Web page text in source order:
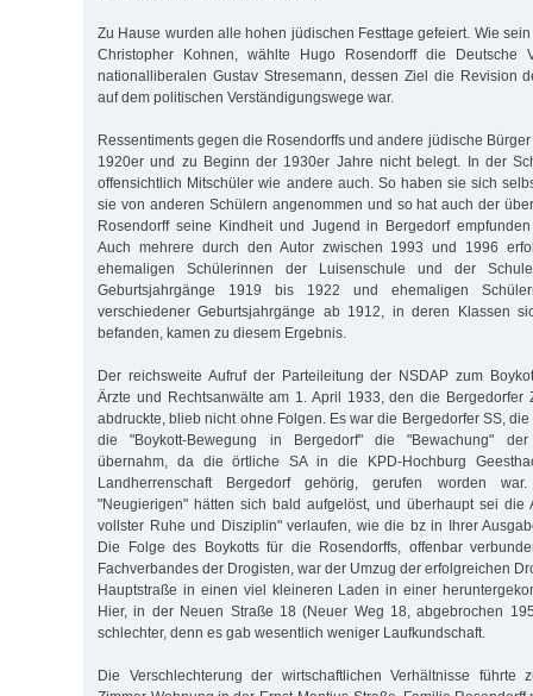
Zu Hause wurden alle hohen jüdischen Festtage gefeiert. Wie
Christopher Kohnen, wählte Hugo Rosendorff die Deutsche
nationalliberalen Gustav Stresemann, dessen Ziel die Revision
auf dem politischen Verständigungswege war.
Ressentiments gegen die Rosendorffs und andere jüdische
1920er und zu Beginn der 1930er Jahre nicht belegt. In der
offensichtlich Mitschüler wie andere auch. So haben sie sich
sie von anderen Schülern angenommen und so hat auch der
Rosendorff seine Kindheit und Jugend in Bergedorf
Auch mehrere durch den Autor zwischen 1993 und 1996
ehemaligen Schülerinnen der Luisenschule und der
Geburtsjahrgänge 1919 bis 1922 und ehemaligen
verschiedener Geburtsjahrgänge ab 1912, in deren Klassen
befanden, kamen zu diesem Ergebnis.
Der reichsweite Aufruf der Parteileitung der NSDAP zum
Ärzte und Rechtsanwälte am 1. April 1933, den die Bergedorfer
abdruckte, blieb nicht ohne Folgen. Es war die Bergedorfer SS,
die "Boykott-Bewegung in Bergedorf" die "Bewachung" der
übernahm, da die örtliche SA in die KPD-Hochburg
Landherrenschaft Bergedorf gehörig, gerufen worden
"Neugierigen" hätten sich bald aufgelöst, und überhaupt sei die
vollster Ruhe und Disziplin" verlaufen, wie die bz in Ihrer
Die Folge des Boykotts für die Rosendorffs, offenbar
Fachverbandes der Drogisten, war der Umzug der erfolgreichen
Hauptstraße in einen viel kleineren Laden in einer
Hier, in der Neuen Straße 18 (Neuer Weg 18, abgebrochen
schlechter, denn es gab wesentlich weniger Laufkundschaft.
Die Verschlechterung der wirtschaftlichen Verhältnisse führte